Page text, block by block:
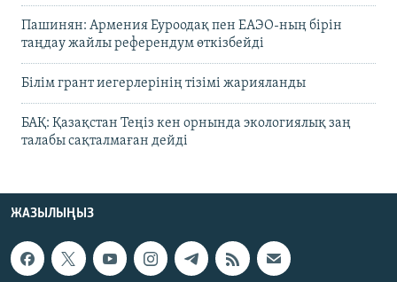
Пашинян: Армения Еуроодақ пен ЕАЭО-ның бірін
таңдау жайлы референдум өткізбейді
Білім грант иегерлерінің тізімі жарияланды
БАҚ: Қазақстан Теңіз кен орнында экологиялық заң
талабы сақталмаған дейді
ЖАЗЫЛЫҢЫЗ